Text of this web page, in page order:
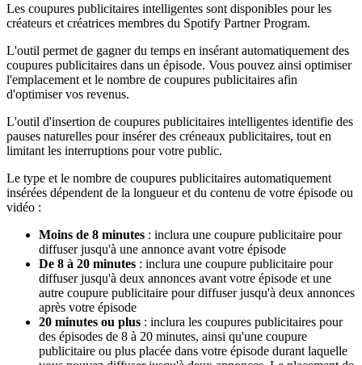
Les coupures publicitaires intelligentes sont disponibles pour les
créateurs et créatrices membres du Spotify Partner Program.
L'outil permet de gagner du temps en insérant automatiquement des
coupures publicitaires dans un épisode. Vous pouvez ainsi optimiser
l'emplacement et le nombre de coupures publicitaires afin
d'optimiser vos revenus.
L'outil d'insertion de coupures publicitaires intelligentes identifie des
pauses naturelles pour insérer des créneaux publicitaires, tout en
limitant les interruptions pour votre public.
Le type et le nombre de coupures publicitaires automatiquement
insérées dépendent de la longueur et du contenu de votre épisode ou
vidéo :
Moins de 8 minutes : inclura une coupure publicitaire pour
diffuser jusqu'à une annonce avant votre épisode
De 8 à 20 minutes : inclura une coupure publicitaire pour
diffuser jusqu'à deux annonces avant votre épisode et une
autre coupure publicitaire pour diffuser jusqu'à deux annonces
après votre épisode
20 minutes ou plus : inclura les coupures publicitaires pour
des épisodes de 8 à 20 minutes, ainsi qu'une coupure
publicitaire ou plus placée dans votre épisode durant laquelle